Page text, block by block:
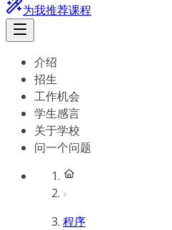
为我推荐课程
介绍
招生
工作机会
学生感言
关于学校
问一个问题
程序